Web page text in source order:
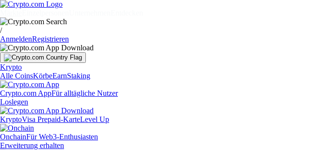
/
AnmeldenRegistrieren
Krypto
Alle CoinsKörbeEarnStaking
Crypto.com AppFür alltägliche Nutzer
Loslegen
KryptoVisa Prepaid-KarteLevel Up
OnchainFür Web3-Enthusiasten
Erweiterung erhalten